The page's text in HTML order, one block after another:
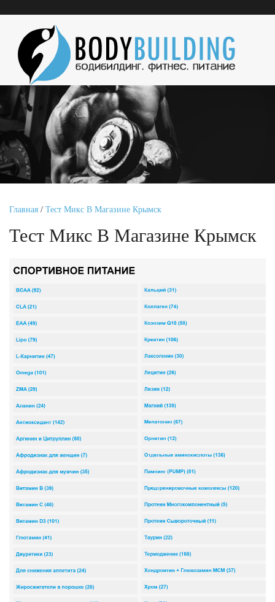
Главная / Тест Микс В Магазине Крымск
Тест Микс В Магазине Крымск